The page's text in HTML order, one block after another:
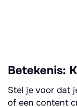
Betekenis:
Stel je voor dat
of een content